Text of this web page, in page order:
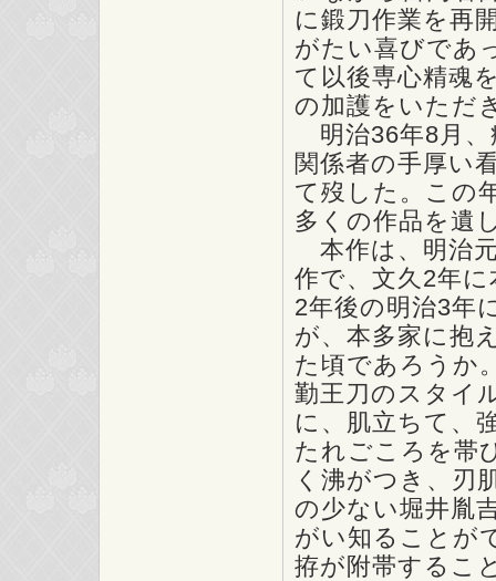
に鍛刀作業を再
がたい喜びであ
て以後専心精魂
の加護をいただ
明治36年8月、
関係者の手厚い
て歿した。この
多くの作品を遺
本作は、明治
作で、文久2年
2年後の明治3年
が、本多家に抱
た頃であろうか
勤王刀のスタイ
に、肌立ちて、
たれごころを帯
く沸がつき、刃
の少ない堀井胤
がい知ることが
拵が附帯するこ